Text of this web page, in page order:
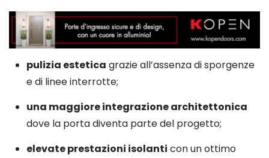
pulizia estetica grazie all’assenza di sporgenze
e di linee interrotte;
una maggiore integrazione architettonica
dove la porta diventa parte del progetto;
elevate prestazioni isolanti con un ottimo